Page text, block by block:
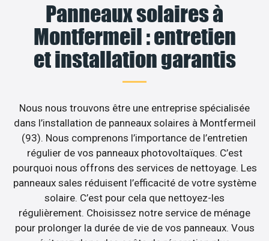
Panneaux solaires à
Montfermeil : entretien
et installation garantis
Nous nous trouvons être une entreprise spécialisée
dans l’installation de panneaux solaires à Montfermeil
(93). Nous comprenons l’importance de l’entretien
régulier de vos panneaux photovoltaïques. C’est
pourquoi nous offrons des services de nettoyage. Les
panneaux sales réduisent l’efficacité de votre système
solaire. C’est pour cela que nettoyez-les
régulièrement. Choisissez notre service de ménage
pour prolonger la durée de vie de vos panneaux. Vous